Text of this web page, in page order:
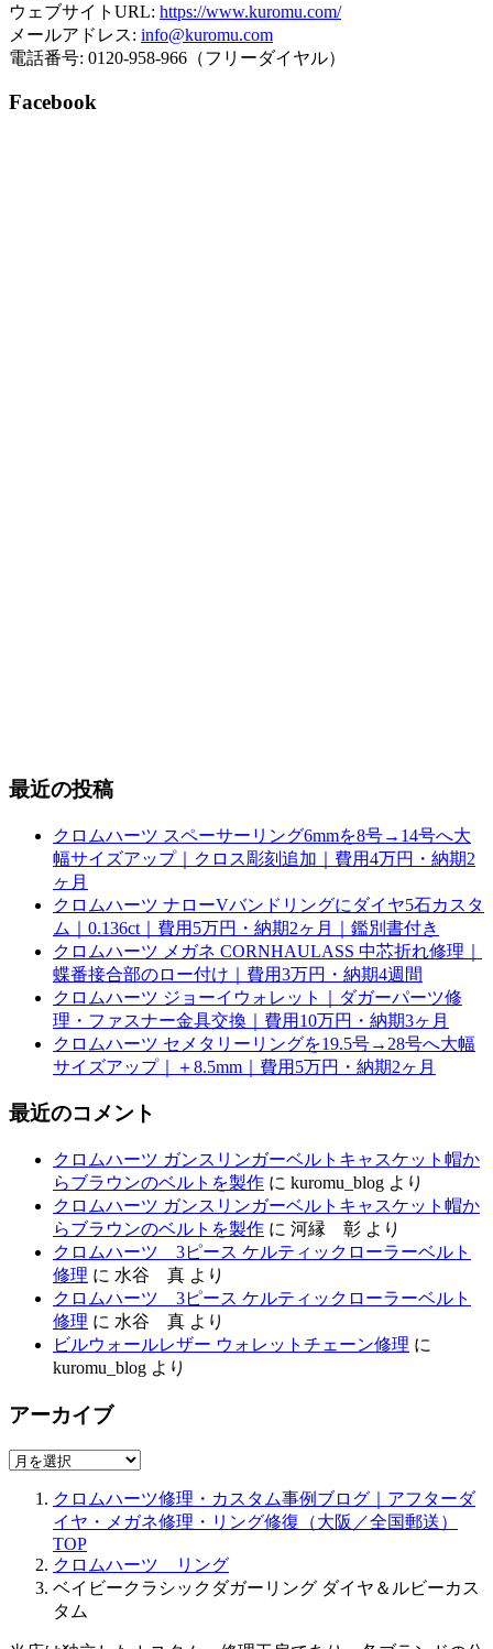
ウェブサイトURL: https://www.kuromu.com/
メールアドレス: info@kuromu.com
電話番号: 0120-958-966（フリーダイヤル）
Facebook
最近の投稿
クロムハーツ スペーサーリング6mmを8号→14号へ大
幅サイズアップ｜クロス彫刻追加｜費用4万円・納期2
ヶ月
クロムハーツ ナローVバンドリングにダイヤ5石カスタ
ム｜0.136ct｜費用5万円・納期2ヶ月｜鑑別書付き
クロムハーツ メガネ CORNHAULASS 中芯折れ修理｜
蝶番接合部のロー付け｜費用3万円・納期4週間
クロムハーツ ジョーイウォレット｜ダガーパーツ修
理・ファスナー金具交換｜費用10万円・納期3ヶ月
クロムハーツ セメタリーリングを19.5号→28号へ大幅
サイズアップ｜＋8.5mm｜費用5万円・納期2ヶ月
最近のコメント
クロムハーツ ガンスリンガーベルトキャスケット帽か
らブラウンのベルトを製作 に kuromu_blog より
クロムハーツ ガンスリンガーベルトキャスケット帽か
らブラウンのベルトを製作 に 河縁 彰 より
クロムハーツ 3ピース ケルティックローラーベルト
修理 に 水谷 真 より
クロムハーツ 3ピース ケルティックローラーベルト
修理 に 水谷 真 より
ビルウォールレザー ウォレットチェーン修理 に
kuromu_blog より
アーカイブ
ア
クロムハーツ修理・カスタム事例ブログ｜アフターダ
イヤ・メガネ修理・リング修復（大阪／全国郵送）
TOP
クロムハーツ リング
ベイビークラシックダガーリング ダイヤ＆ルビーカス
タム